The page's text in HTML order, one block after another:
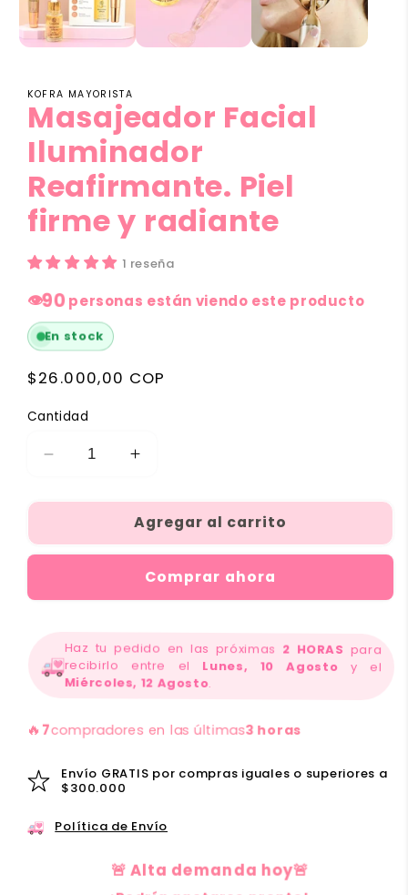
KOFRA MAYORISTA
Masajeador Facial
Iluminador
Reafirmante. Piel
firme y radiante
1 reseña
👁90 personas están viendo este producto
En stock
Precio
$26.000,00 COP
Cantidad
Reducir
para
Masajeador
Facial
Reafirmante.
Piel
radiante
Aumentar
para
Masajeador
Facial
Reafirmante.
Piel
y
radiante
Agregar al carrito
Comprar ahora
Haz tu pedido en las próximas 2 HORASpara
recibirlo entre el Lunes, 10 Agostoy el
Miércoles, 12 Agosto.
🔥7compradores en las últimas3 horas
Envío GRATIS por compras iguales o superiores a
$300.000
Política de Envío
🚨 Alta demanda hoy🚨